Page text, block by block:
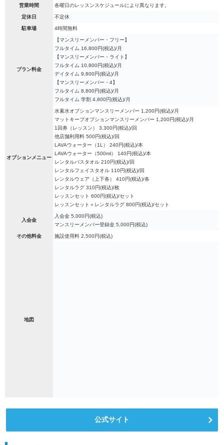
営業時間 各曜日のレッスンスケジュールにより異なります。
定休日 不定休
駐車場 4時間無料
プラン料金
【マンスリーメンバー・フリー】
フルタイム 16,800円(税込)/月
【マンスリーメンバー・ライト】
フルタイム 10,800円(税込)/月
デイタイム 9,800円(税込)/月
【マンスリーメンバー・4】
フルタイム 8,800円(税込)/月
フルタイム 学割 4,800円(税込)/月
オプションメニュー
水素水オプションマンスリーメンバー 1,200円(税込)/月
マットキープオプションマンスリーメンバー 1,200円(税込)/月
1回券（レッスン） 3,300円(税込)/回
他店舗利用料 500円(税込)/回
LAVAウォーター（1L） 240円(税込)/本
LAVAウォーター（500ml） 140円(税込)/本
レンタルバスタオル 210円(税込)/回
レンタルフェイスタオル 110円(税込)/回
レンタルウェア（上下各） 410円(税込)/各
レンタルラグ 310円(税込)/枚
レッスンセット 600円(税込)/セット
レッスンセット＋レンタルラグ 800円(税込)/セット
入会金
入会金 5,000円(税込)
マンスリーメンバー登録金 5,000円(税込)
その他料金 施設使用料 2,500円(税込)
地図
公式サイト